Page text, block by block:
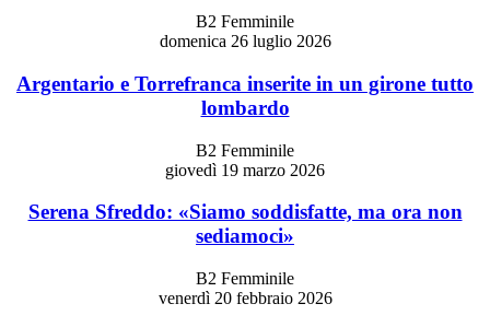
B2 Femminile
domenica 26 luglio 2026
Argentario e Torrefranca inserite in un girone tutto
lombardo
B2 Femminile
giovedì 19 marzo 2026
Serena Sfreddo: «Siamo soddisfatte, ma ora non
sediamoci»
B2 Femminile
venerdì 20 febbraio 2026